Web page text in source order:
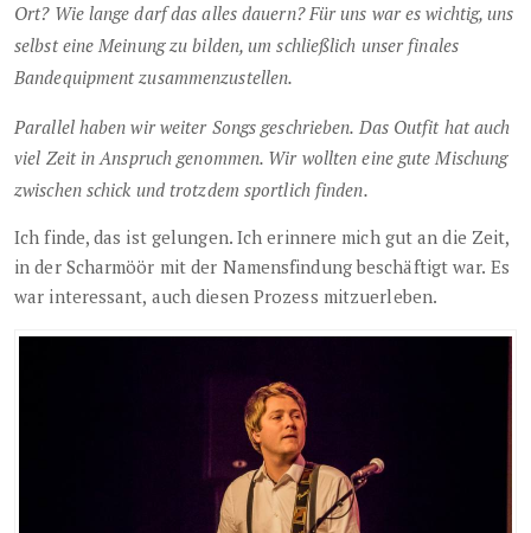
Ort? Wie lange darf das alles dauern? Für uns war es wichtig, uns
selbst eine Meinung zu bilden, um schließlich unser finales
Bandequipment zusammenzustellen.
Parallel haben wir weiter Songs geschrieben. Das Outfit hat auch
viel Zeit in Anspruch genommen. Wir wollten eine gute Mischung
zwischen schick und trotzdem sportlich finden.
Ich finde, das ist gelungen. Ich erinnere mich gut an die Zeit,
in der Scharmöör mit der Namensfindung beschäftigt war. Es
war interessant, auch diesen Prozess mitzuerleben.